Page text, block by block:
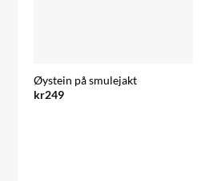
Øystein på smulejakt
kr249